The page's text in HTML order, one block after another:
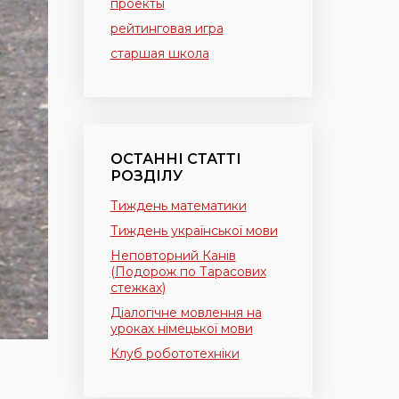
проекты
рейтинговая игра
старшая школа
ОСТАННІ СТАТТІ
РОЗДІЛУ
Тиждень математики
Тиждень української мови
Неповторний Канів
(Подорож по Тарасових
стежках)
Діалогічне мовлення на
уроках німецької мови
Клуб робототехніки